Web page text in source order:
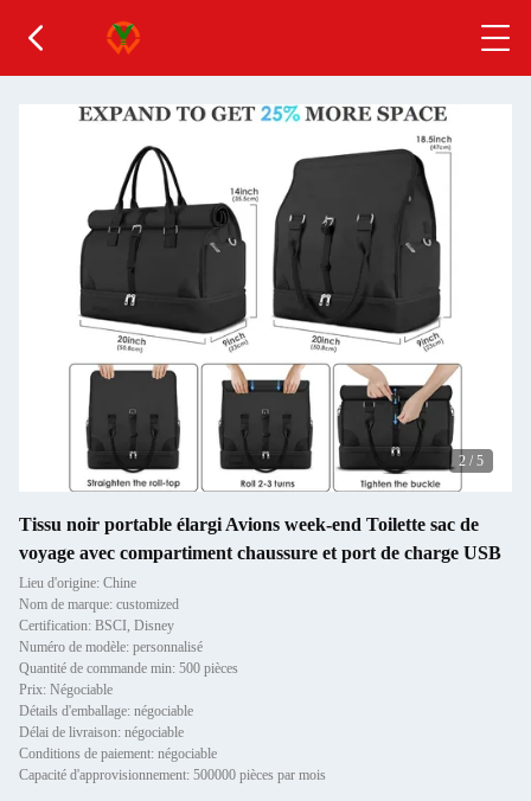
2 / 5
Tissu noir portable élargi Avions week-end Toilette sac de
voyage avec compartiment chaussure et port de charge USB
Lieu d'origine: Chine
Nom de marque: customized
Certification: BSCI, Disney
Numéro de modèle: personnalisé
Quantité de commande min: 500 pièces
Prix: Négociable
Détails d'emballage: négociable
Délai de livraison: négociable
Conditions de paiement: négociable
Capacité d'approvisionnement: 500000 pièces par mois